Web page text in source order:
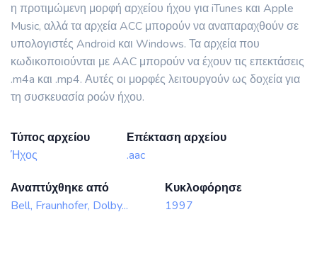
η προτιμώμενη μορφή αρχείου ήχου για iTunes και Apple
Music, αλλά τα αρχεία ACC μπορούν να αναπαραχθούν σε
υπολογιστές Android και Windows. Τα αρχεία που
κωδικοποιούνται με AAC μπορούν να έχουν τις επεκτάσεις
.m4a και .mp4. Αυτές οι μορφές λειτουργούν ως δοχεία για
τη συσκευασία ροών ήχου.
Τύπος αρχείου
Ήχος
Επέκταση αρχείου
.aac
Αναπτύχθηκε από
Bell, Fraunhofer, Dolby...
Κυκλοφόρησε
1997